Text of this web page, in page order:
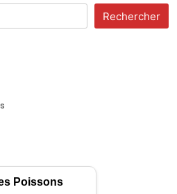
Rechercher
Poissons